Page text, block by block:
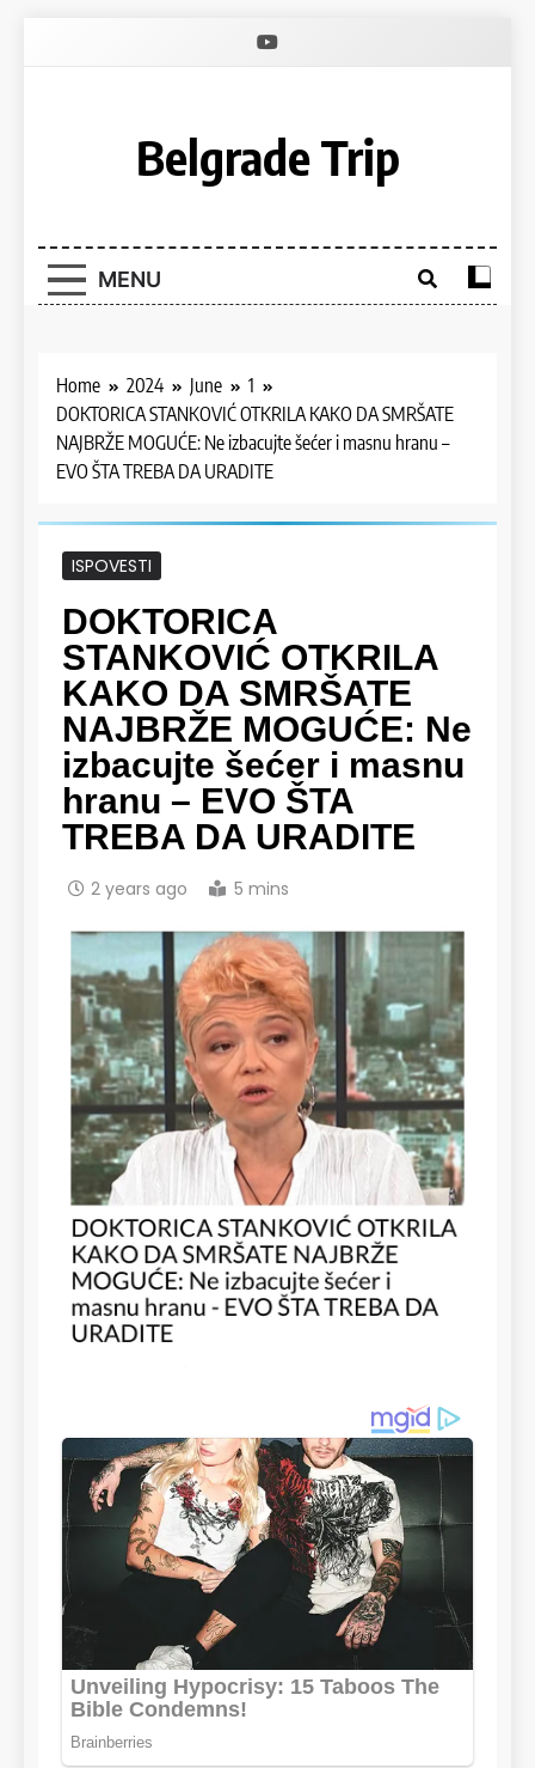
Belgrade Trip
MENU
Home 2024 June
1
DOKTORICA STANKOVIĆ OTKRILA KAKO DA SMRŠATE
NAJBRŽE MOGUĆE: Ne izbacujte šećer i masnu hranu –
EVO ŠTA TREBA DA URADITE
ISPOVESTI
DOKTORICA
STANKOVIĆ OTKRILA
KAKO DA SMRŠATE
NAJBRŽE MOGUĆE: Ne
izbacujte šećer i masnu
hranu – EVO ŠTA
TREBA DA URADITE
2 years ago 5 mins